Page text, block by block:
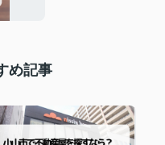
め記事